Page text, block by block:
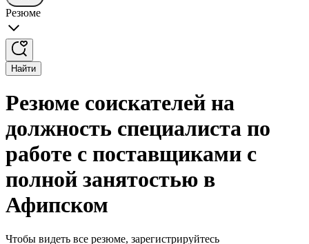
Резюме
Найти
Резюме соискателей на
должность специалиста по
работе с поставщиками с
полной занятостью в
Афипском
Чтобы видеть все резюме, зарегистрируйтесь